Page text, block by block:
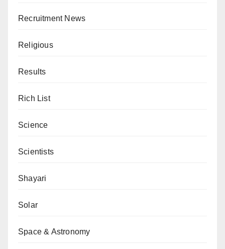
Recruitment News
Religious
Results
Rich List
Science
Scientists
Shayari
Solar
Space & Astronomy